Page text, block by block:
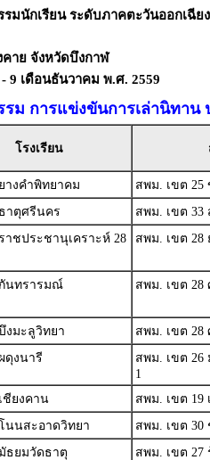
มนักเรียน ระดับภาคตะวันออกเฉีย
าย จังหวัดบึงกาฬ
9 เดือนธันวาคม พ.ศ. 2559
รม การแข่งขันการเล่านิทาน
โรงเรียน
างคำพิทยาคม
สพม. เขต
าตุศรีนคร
สพม. เขต 33
าชประชานุเคราะห์ 28
สพม. เขต 28
กันทรารมณ์ สพม. เขต 28
งมะลูวิทยา
สพม. เขต 28
ดุงนารี
สพม. เขต 26
1
ชียงคาน
สพม. เขต 19
นนสะอาดวิทยา
สพม. เขต 30
ธยมวัดธาตุ
สพม. เขต 27